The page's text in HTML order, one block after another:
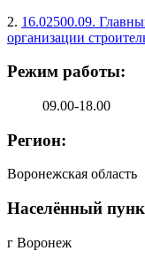
2. 16.02500.09.
организации
Режим работы:
09.00-18.00
Регион:
Воронежская область
Населённый
г Воронеж